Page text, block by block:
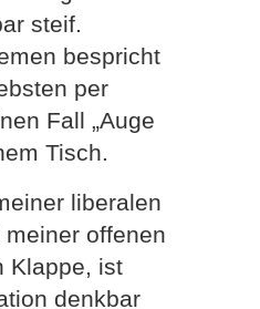
steif.
bespricht
per
Fall „Auge
Tisch.
liberalen
offenen
Klappe, ist
denkbar